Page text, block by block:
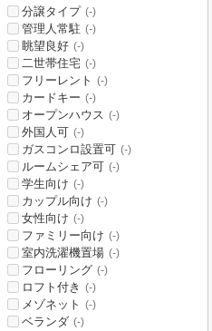
分譲タイプ (-)
管理人常駐 (-)
眺望良好 (-)
二世帯住宅 (-)
フリーレント (-)
カードキー (-)
オープンハウス (-)
外国人可 (-)
ガスコンロ設置可 (-)
ルームシェア可 (-)
学生向け (-)
カップル向け (-)
女性向け (-)
ファミリー向け (-)
室内洗濯機置場 (-)
フローリング (-)
ロフト付き (-)
メゾネット (-)
ベランダ (-)